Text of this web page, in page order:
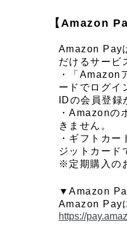
【Amazon
Amazon Pay
だけるサービ
・「Amazon
ードでログイ
IDの会員登録
・Amazonの
きません。
・ギフトカ
ジットカード
※定期購入の
▼Amazon
Amazon Pay
https://